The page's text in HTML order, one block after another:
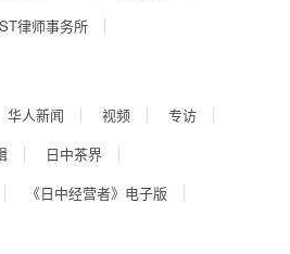
律师事务所
华人新闻 视频
专访
日中茶界
《日中经营者》电子版